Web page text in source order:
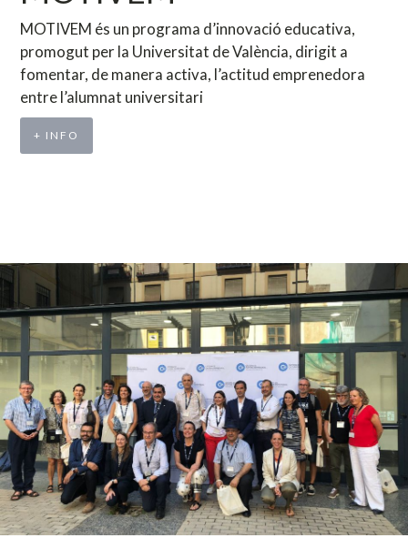
MOTIVEM és un programa d’innovació educativa,
promogut per la Universitat de València, dirigit a
fomentar, de manera activa, l’actitud emprenedora
entre l’alumnat universitari
+ INFO